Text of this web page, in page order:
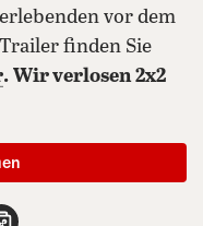
vor dem
finden Sie
. Wir verlosen 2x2
teilen
E-Mail teilen